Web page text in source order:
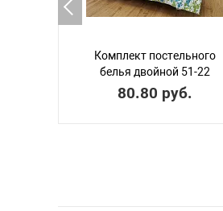
Комплект постельного
белья двойной 51-22
80.80 руб.